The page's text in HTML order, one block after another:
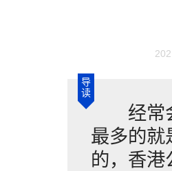
导
读
经常会
最多的就
的，香港